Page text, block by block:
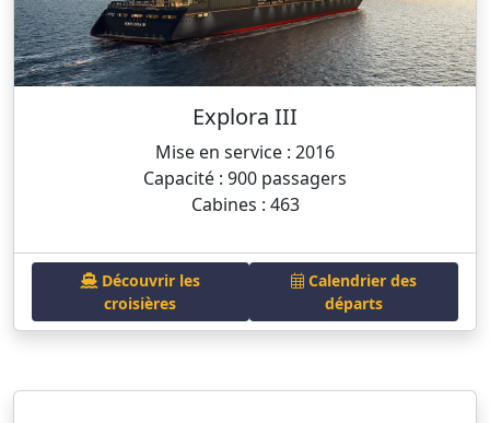
Explora III
Mise en service : 2016
Capacité : 900 passagers
Cabines : 463
Découvrir les
croisières
Calendrier des
départs